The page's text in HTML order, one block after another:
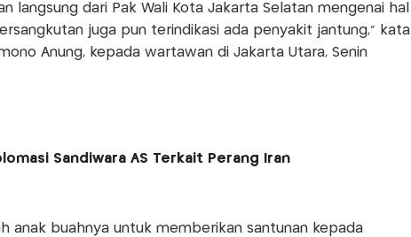
langsung dari Pak Wali Kota Jakarta Selatan mengenai hal
juga pun terindikasi ada penyakit jantung," kata
Anung, kepada wartawan di Jakarta Utara, Senin
Sandiwara AS Terkait Perang Iran
anak buahnya untuk memberikan santunan kepada